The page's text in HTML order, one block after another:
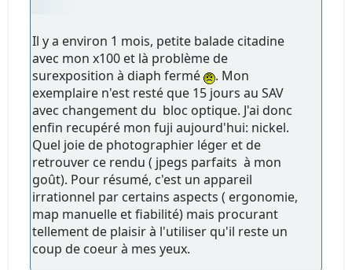
Il y a environ 1 mois, petite balade citadine
avec mon x100 et là problème de
surexposition à diaph fermé
. Mon
exemplaire n'est resté que 15 jours au SAV
avec changement du bloc optique. J'ai donc
enfin recupéré mon fuji aujourd'hui: nickel.
Quel joie de photographier léger et de
retrouver ce rendu ( jpegs parfaits à mon
goût). Pour résumé, c'est un appareil
irrationnel par certains aspects ( ergonomie,
map manuelle et fiabilité) mais procurant
tellement de plaisir à l'utiliser qu'il reste un
coup de coeur à mes yeux.